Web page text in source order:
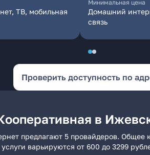
ТВ, мобильная
Минимальная цена
Домашний
связь
Проверить доступность по
в
предлагают 5 провайдеров. Общее
варьируются от 600 до 3299